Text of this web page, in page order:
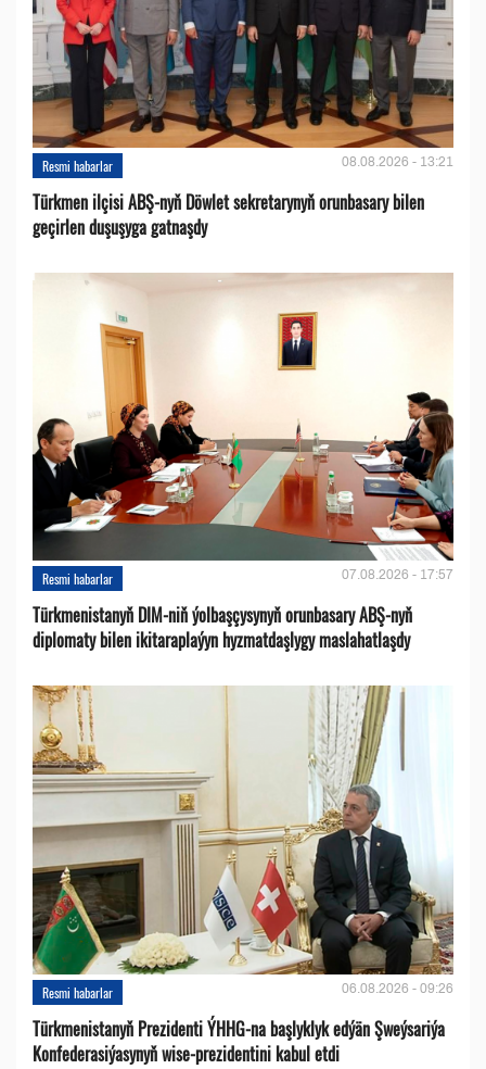
Resmi habarlar 08.08.2026 - 13:21
Türkmen ilçisi ABŞ-nyň Döwlet sekretarynyň orunbasary bilen
geçirlen duşuşyga gatnaşdy
Resmi habarlar 07.08.2026 - 17:57
Türkmenistanyň DIM-niň ýolbaşçysynyň orunbasary ABŞ-nyň
diplomaty bilen ikitaraplaýyn hyzmatdaşlygy maslahatlaşdy
Resmi habarlar 06.08.2026 - 09:26
Türkmenistanyň Prezidenti ÝHHG-na başlyklyk edýän Şweýsariýa
Konfederasiýasynyň wise-prezidentini kabul etdi